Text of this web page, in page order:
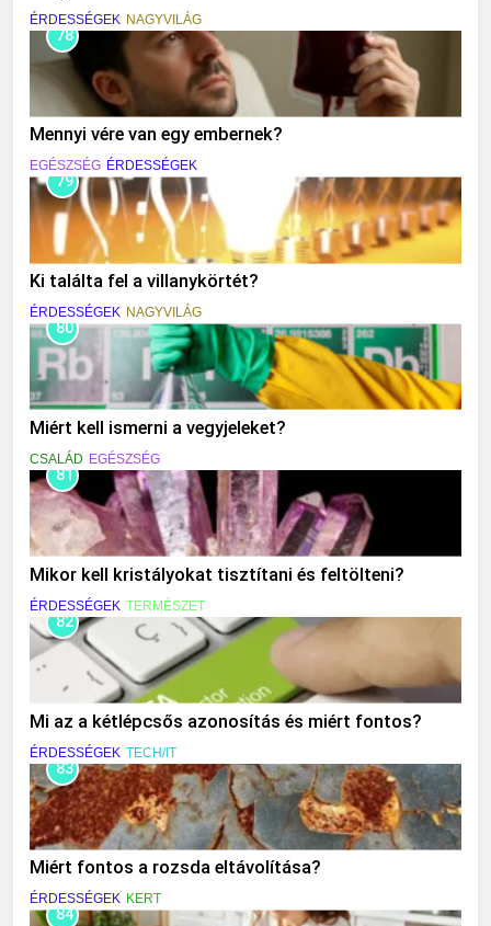
ÉRDESSÉGEK NAGYVILÁG
78
Mennyi vére van egy embernek?
EGÉSZSÉG ÉRDESSÉGEK
79
Ki találta fel a villanykörtét?
ÉRDESSÉGEK NAGYVILÁG
80
Miért kell ismerni a vegyjeleket?
CSALÁD EGÉSZSÉG
81
Mikor kell kristályokat tisztítani és feltölteni?
ÉRDESSÉGEK TERMÉSZET
82
Mi az a kétlépcsős azonosítás és miért fontos?
ÉRDESSÉGEK TECH/IT
83
Miért fontos a rozsda eltávolítása?
ÉRDESSÉGEK KERT
84